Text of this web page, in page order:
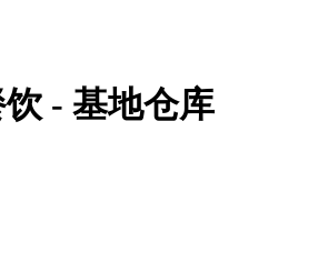
- 基地仓库